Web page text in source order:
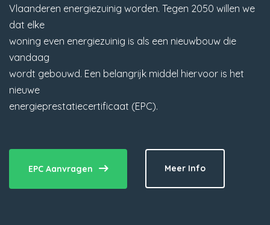
Vlaanderen energiezuinig worden. Tegen 2050 willen we
dat elke
woning even energiezuinig is als een nieuwbouw die
vandaag
wordt gebouwd. Een belangrijk middel hiervoor is het
nieuwe
energieprestatiecertificaat (EPC).
EPC Aanvragen Meer Info